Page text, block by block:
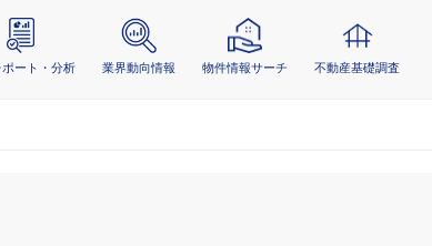
ポート・分析 業界動向情報 物件情報サーチ 不動産基礎調査